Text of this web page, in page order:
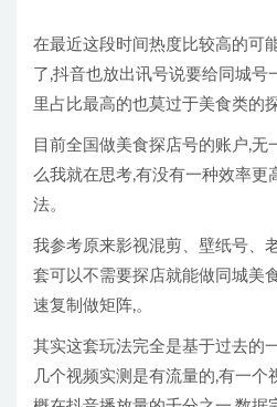
在最近这段时间热度比较高的可
了,抖音也放出讯号说要给同城
里占比最高的也莫过于美食类的
目前全国做美食探店号的账户,无
么我就在思考,有没有一种效率更
法。
我参考原来影视混剪、壁纸号、
套可以不需要探店就能做同城美
速复制做矩阵,。
其实这套玩法完全是基于过去的
几个视频实测是有流量的,有一个